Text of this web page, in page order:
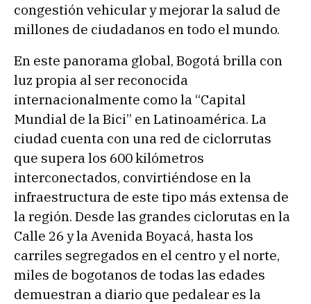
congestión vehicular y mejorar la salud de
millones de ciudadanos en todo el mundo.
En este panorama global, Bogotá brilla con
luz propia al ser reconocida
internacionalmente como la “Capital
Mundial de la Bici” en Latinoamérica. La
ciudad cuenta con una red de ciclorrutas
que supera los 600 kilómetros
interconectados, convirtiéndose en la
infraestructura de este tipo más extensa de
la región. Desde las grandes ciclorutas en la
Calle 26 y la Avenida Boyacá, hasta los
carriles segregados en el centro y el norte,
miles de bogotanos de todas las edades
demuestran a diario que pedalear es la